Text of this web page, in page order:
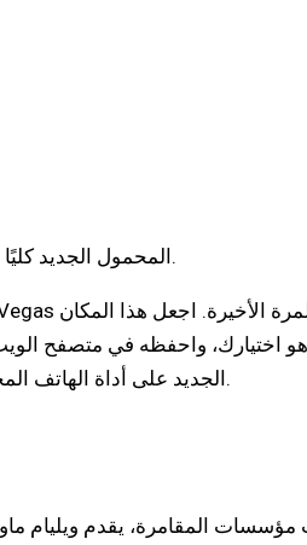
بالنسبة للشاشة الكبيرة والشريحة الأصغر في جهاز iPad الخاص بك، فإن تطبيق William Hill المحمول الجديد كليًا أكثر غامرًا ويمكنك الاستمتاع به.
هو اختيارك، واحفظه في متصفح
William Mountain. يمكنك تثبيت تطبيق William Hill Poker الجديد على أداة الهاتف المحمول التي تتيح لك المزيد من الراحة للعب لعبتك المفضلة أثناء التنقل.
مؤسسات المقامرة، يقدم ويليام